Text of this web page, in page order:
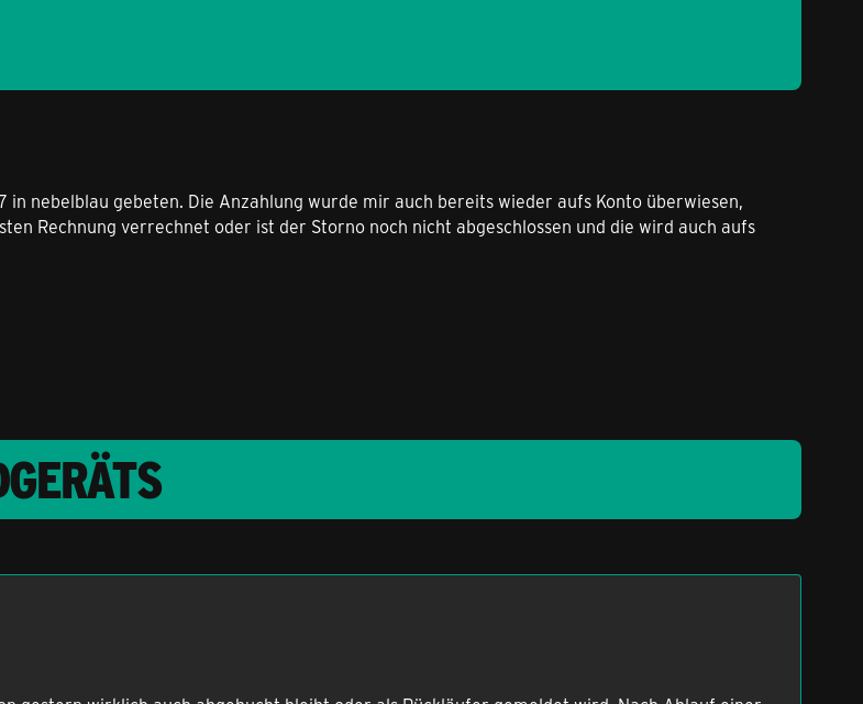
in nebelblau gebeten. Die Anzahlung wurde mir auch bereits wieder aufs Konto überwiesen,
Rechnung verrechnet oder ist der Storno noch nicht abgeschlossen und die wird auch aufs